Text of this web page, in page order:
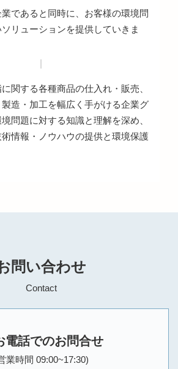
であると同時に、お客様の環境問
リューションを提供していきま
関する各種商品の仕入れ・販売、
造・加工を幅広く手がける企業グ
問題に対する知識と理解を深め、
情報・ノウハウの提供と環境保護
問い合わせ
Contact
話でのお問合せ
業時間 09:00~17:30)